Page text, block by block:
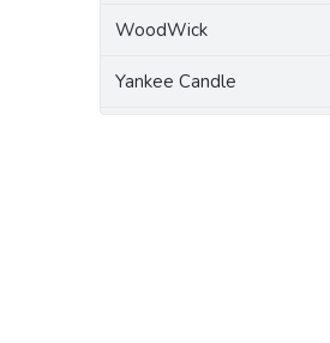
WoodWick
Yankee Candle